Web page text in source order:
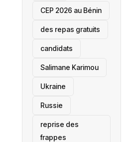
‎CEP 2026 au Bénin
des repas gratuits
candidats
Salimane Karimou
Ukraine
Russie
reprise des
frappes